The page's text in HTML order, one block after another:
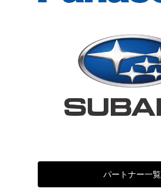
パートナー一覧